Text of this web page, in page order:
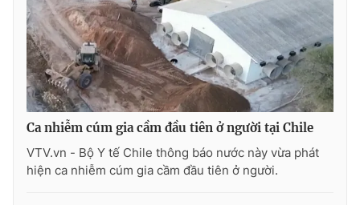
Ca nhiễm cúm gia cầm đầu tiên ở người tại Chile
VTV.vn - Bộ Y tế Chile thông báo nước này vừa phát
hiện ca nhiễm cúm gia cầm đầu tiên ở người.